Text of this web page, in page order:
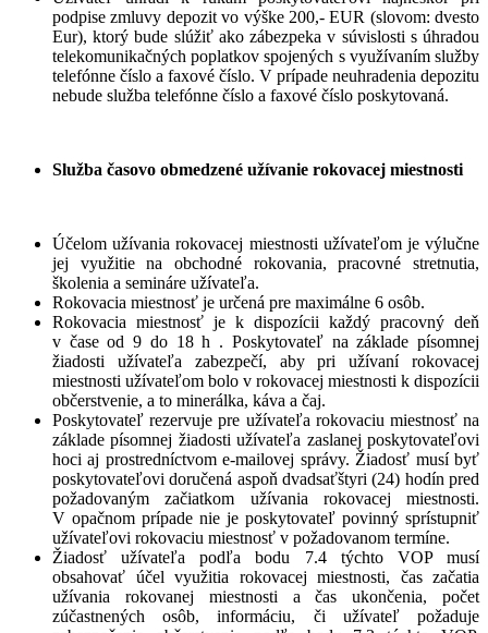
podpise zmluvy depozit vo výške 200,- EUR (slovom: dvesto
Eur), ktorý bude slúžiť ako zábezpeka v súvislosti s úhradou
telekomunikačných poplatkov spojených s využívaním služby
telefónne číslo a faxové číslo. V prípade neuhradenia depozitu
nebude služba telefónne číslo a faxové číslo poskytovaná.
Služba časovo obmedzené užívanie rokovacej miestnosti
Účelom užívania rokovacej miestnosti užívateľom je výlučne
jej využitie na obchodné rokovania, pracovné stretnutia,
školenia a semináre užívateľa.
Rokovacia miestnosť je určená pre maximálne 6 osôb.
Rokovacia miestnosť je k dispozícii každý pracovný deň
v čase od 9 do 18 h . Poskytovateľ na základe písomnej
žiadosti užívateľa zabezpečí, aby pri užívaní rokovacej
miestnosti užívateľom bolo v rokovacej miestnosti k dispozícii
občerstvenie, a to minerálka, káva a čaj.
Poskytovateľ rezervuje pre užívateľa rokovaciu miestnosť na
základe písomnej žiadosti užívateľa zaslanej poskytovateľovi
hoci aj prostredníctvom e-mailovej správy. Žiadosť musí byť
poskytovateľovi doručená aspoň dvadsaťštyri (24) hodín pred
požadovaným začiatkom užívania rokovacej miestnosti.
V opačnom prípade nie je poskytovateľ povinný sprístupniť
užívateľovi rokovaciu miestnosť v požadovanom termíne.
Žiadosť užívateľa podľa bodu 7.4 týchto VOP musí
obsahovať účel využitia rokovacej miestnosti, čas začatia
užívania rokovanej miestnosti a čas ukončenia, počet
zúčastnených osôb, informáciu, či užívateľ požaduje